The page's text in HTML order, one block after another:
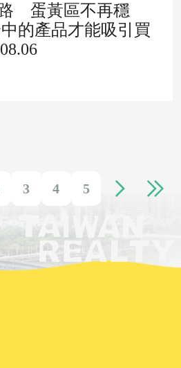
路 蛋黃區不再穩
的產品才能吸引買
3 4 5